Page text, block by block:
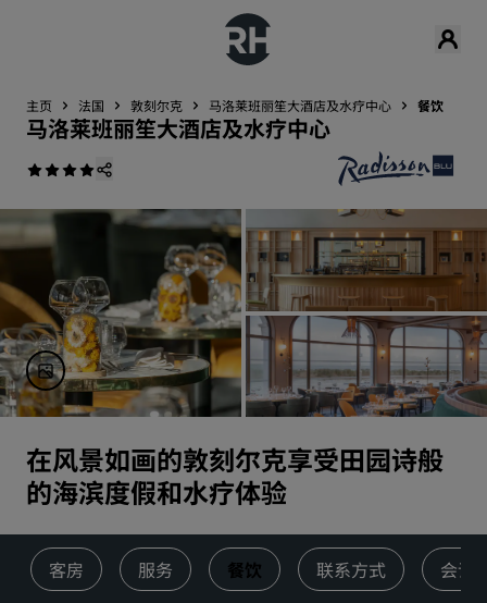
主页 法国 敦刻尔克 马洛莱班丽笙大酒店及水疗中心 餐饮
马洛莱班丽笙大酒店及水疗中心
在风景如画的敦刻尔克享受田园诗般
的海滨度假和水疗体验
客房 服务 餐饮 联系方式 会议